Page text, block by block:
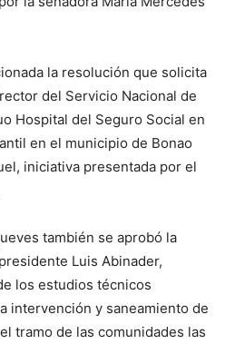
la resolución que solicita
del Servicio Nacional de
Hospital del Seguro Social en
en el municipio de Bonao
iniciativa presentada por el
también se aprobó la
Luis Abinader,
los estudios técnicos
intervención y saneamiento de
tramo de las comunidades las